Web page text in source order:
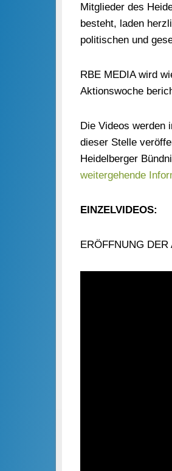
Mitglieder des
besteht, laden
politischen und
RBE MEDIA wird
Aktionswoche
Die Videos werden
dieser Stelle
Heidelberger
weitergehende
EINZELVIDEOS:
ERÖFFNUNG